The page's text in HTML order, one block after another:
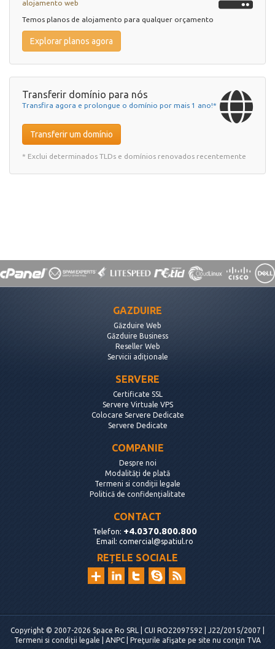
alojamento web
Temos planos de alojamento para qualquer orçamento
Explorar planos agora
Transferir domínio para nós
Transfira agora e prolongue o domínio por mais 1 ano!*
Transferir um domínio
* Exclui determinados TLDs e domínios renovados recentemente
GAZDUIRE
Găzduire Web
Găzduire Business
Reseller Web
Servicii adiționale
SERVERE
Certificate SSL
Servere Virtuale VPS
Colocare Servere Dedicate
Servere Dedicate
COMPANIE
Despre noi
Modalități de plată
Termeni si condiții legale
Politică de confidențialitate
CONTACT
Telefon: +4.0370.800.800
Email: comercial@spatiul.ro
REȚELE SOCIALE
Copyright © 2007-2026 Space Ro SRL | CUI RO22097592 | J22/2015/2007 |
Termeni si condiții legale
ANPC | Preţurile afişate pe site nu conţin TVA